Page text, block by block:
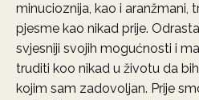
minucioznija, kao i aranžmani,
pjesme kao nikad prije.
svjesniji svojih mogućnosti i
truditi koo nikad u životu da
kojim sam zadovoljan. Prije